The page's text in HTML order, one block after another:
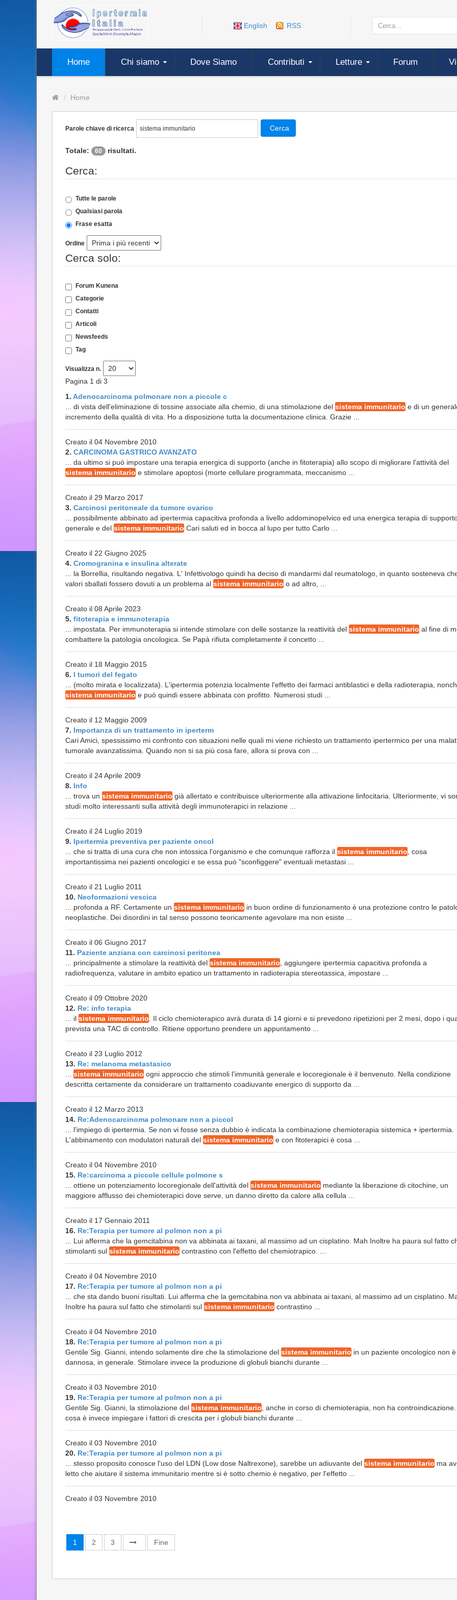
English RSS
Home Chi siamo Dove Siamo Contributi Letture Forum
Home
Parole chiave di ricerca Cerca
Totale: 60 risultati.
Cerca:
Tutte le parole
Qualsiasi parola
Frase esatta
Ordine
Cerca solo:
Forum Kunena
Categorie
Contatti
Articoli
Newsfeeds
Tag
Visualizza n.
Pagina 1 di 3
1. Adenocarcinoma polmonare non a piccole c
... di vista dell'eliminazione di tossine associate alla chemio, di una stimolazione del sistema immunitario e di un
incremento della qualità di vita. Ho a disposizione tutta la documentazione clinica. Grazie ...
Creato il 04 Novembre 2010
2. CARCINOMA GASTRICO AVANZATO
... da ultimo si può impostare una terapia energica di supporto (anche in fitoterapia) allo scopo di migliorare l'attività del
sistema immunitario e stimolare apoptosi (morte cellulare programmata, meccanismo ...
Creato il 29 Marzo 2017
3. Carcinosi peritoneale da tumore ovarico
... possibilmente abbinato ad ipertermia capacitiva profonda a livello addominopelvico ed una energica terapia di
generale e del sistema immunitario Cari saluti ed in bocca al lupo per tutto Carlo ...
Creato il 22 Giugno 2025
4. Cromogranina e insulina alterate
... la Borrellia, risultando negativa. L' Infettivologo quindi ha deciso di mandarmi dal reumatologo, in quanto sosteneva
valori sballati fossero dovuti a un problema al sistema immunitario o ad altro, ...
Creato il 08 Aprile 2023
5. fitoterapia e immunoterapia
... impostata. Per immunoterapia si intende stimolare con delle sostanze la reattività del sistema immunitario al fine di
combattere la patologia oncologica. Se Papà rifiuta completamente il concetto ...
Creato il 18 Maggio 2015
6. I tumori del fegato
... (molto mirata e localizzata). L'ipertermia potenzia localmente l'effetto dei farmaci antiblastici e della radioterapia,
sistema immunitario e può quindi essere abbinata con profitto. Numerosi studi ...
Creato il 12 Maggio 2009
7. Importanza di un trattamento in iperterm
Cari Amici, spessissimo mi confronto con situazioni nelle quali mi viene richiesto un trattamento ipertermico per una
tumorale avanzatissima. Quando non si sa più cosa fare, allora si prova con ...
Creato il 24 Aprile 2009
8. Info
... trova un sistema immunitario già allertato e contribuisce ulteriormente alla attivazione linfocitaria. Ulteriormente, vi
studi molto interessanti sulla attività degli immunoterapici in relazione ...
Creato il 24 Luglio 2019
9. Ipertermia preventiva per paziente oncol
... che si tratta di una cura che non intossica l'organismo e che comunque rafforza il sistema immunitario , cosa
importantissima nei pazienti oncologici e se essa può "sconfiggere" eventuali metastasi ...
Creato il 21 Luglio 2011
10. Neoformazioni vescica
... profonda a RF. Certamente un sistema immunitario in buon ordine di funzionamento è una protezione contro le
neoplastiche. Dei disordini in tal senso possono teoricamente agevolare ma non esiste ...
Creato il 06 Giugno 2017
11. Paziente anziana con carcinosi peritonea
... principalmente a stimolare la reattività del sistema immunitario , aggiungere ipertermia capacitiva profonda a
radiofrequenza, valutare in ambito epatico un trattamento in radioterapia stereotassica, impostare ...
Creato il 09 Ottobre 2020
12. Re: info terapia
... il sistema immunitario . Il ciclo chemioterapico avrà durata di 14 giorni e si prevedono ripetizioni per 2 mesi, dopo i
prevista una TAC di controllo. Ritiene opportuno prendere un appuntamento ...
Creato il 23 Luglio 2012
13. Re: melanoma metastasico
sistema immunitario ogni approccio che stimoli l'immunità generale e locoregionale è il benvenuto. Nella condizione
descritta certamente da considerare un trattamento coadiuvante energico di supporto da ...
Creato il 12 Marzo 2013
14. Re:Adenocarcinoma polmonare non a piccol
... l'impiego di ipertermia. Se non vi fosse senza dubbio è indicata la combinazione chemioterapia sistemica + ipertermia.
L'abbinamento con modulatori naturali del sistema immunitario e con fitoterapici è cosa ...
Creato il 04 Novembre 2010
15. Re:carcinoma a piccole cellule polmone s
... ottiene un potenziamento locoregionale dell'attività del sistema immunitario mediante la liberazione di citochine, un
maggiore afflusso dei chemioterapici dove serve, un danno diretto da calore alla cellula ...
Creato il 17 Gennaio 2011
16. Re:Terapia per tumore al polmon non a pi
... Lui afferma che la gemcitabina non va abbinata ai taxani, al massimo ad un cisplatino. Mah Inoltre ha paura sul fatto
stimolanti sul sistema immunitario contrastino con l'effetto del chemiotrapico. ...
Creato il 04 Novembre 2010
17. Re:Terapia per tumore al polmon non a pi
... che sta dando buoni risultati. Lui afferma che la gemcitabina non va abbinata ai taxani, al massimo ad un cisplatino.
Inoltre ha paura sul fatto che stimolanti sul sistema immunitario contrastino ...
Creato il 04 Novembre 2010
18. Re:Terapia per tumore al polmon non a pi
Gentile Sig. Gianni, intendo solamente dire che la stimolazione del sistema immunitario in un paziente oncologico non è
dannosa, in generale. Stimolare invece la produzione di globuli bianchi durante ...
Creato il 03 Novembre 2010
19. Re:Terapia per tumore al polmon non a pi
Gentile Sig. Gianni, la stimolazione del sistema immunitario , anche in corso di chemioterapia, non ha
cosa è invece impiegare i fattori di crescita per i globuli bianchi durante ...
Creato il 03 Novembre 2010
20. Re:Terapia per tumore al polmon non a pi
... stesso proposito conosce l'uso del LDN (Low dose Naltrexone), sarebbe un adiuvante del sistema immunitario ma
letto che aiutare il sistema immunitario mentre si è sotto chemio è negativo, per l'effetto ...
Creato il 03 Novembre 2010
1 2 3 Fine